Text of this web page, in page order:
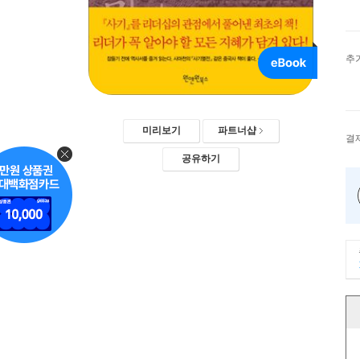
미리보기 파트너샵
공유하기
추
결